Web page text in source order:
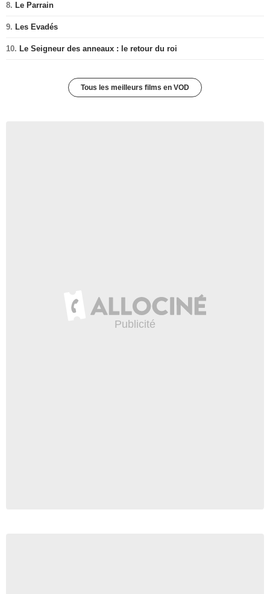
8. Le Parrain
9. Les Evadés
10. Le Seigneur des anneaux : le retour du roi
Tous les meilleurs films en VOD